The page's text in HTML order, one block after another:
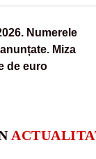
Numerele
Miza
de euro